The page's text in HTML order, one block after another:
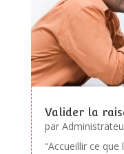
Valider la
par
“Accueillir ce que